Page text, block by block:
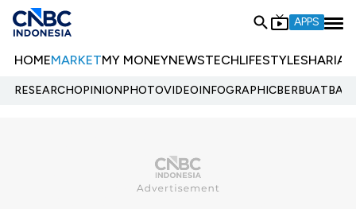
APPS
HOMEMARKETMY MONEYNEWSTECHLIFESTYLESHARIA
RESEARCHOPINIONPHOTOVIDEOINFOGRAPHIC